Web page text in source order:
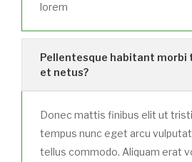
lorem
Pellentesque habitant morbi
et netus?
Donec mattis finibus elit ut
tempus nunc eget arcu
tellus commodo. Aliquam erat